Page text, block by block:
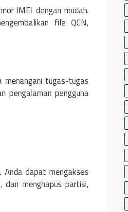
IMEI dengan mudah.
file QCN,
menangani tugas-tugas
pengalaman pengguna
Anda dapat mengakses
menghapus partisi,